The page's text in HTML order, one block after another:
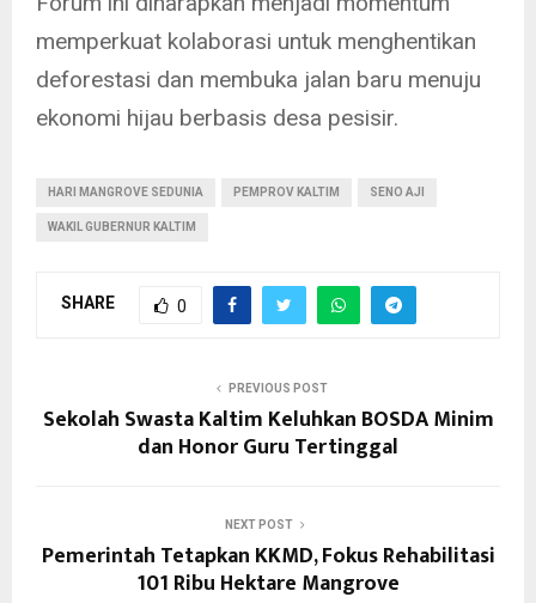
memperkuat kolaborasi untuk menghentikan
deforestasi dan membuka jalan baru menuju
ekonomi hijau berbasis desa pesisir.
HARI MANGROVE SEDUNIA PEMPROV KALTIM SENO AJI
WAKIL GUBERNUR KALTIM
SHARE 0
PREVIOUS POST
Sekolah Swasta Kaltim Keluhkan BOSDA Minim
dan Honor Guru Tertinggal
NEXT POST
Pemerintah Tetapkan KKMD, Fokus Rehabilitasi
101 Ribu Hektare Mangrove